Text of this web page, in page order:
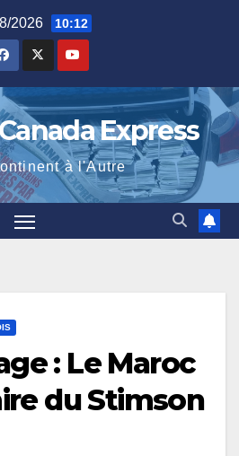
2026 10:12
Express
à l'Autre
: Le Maroc
du Stimson